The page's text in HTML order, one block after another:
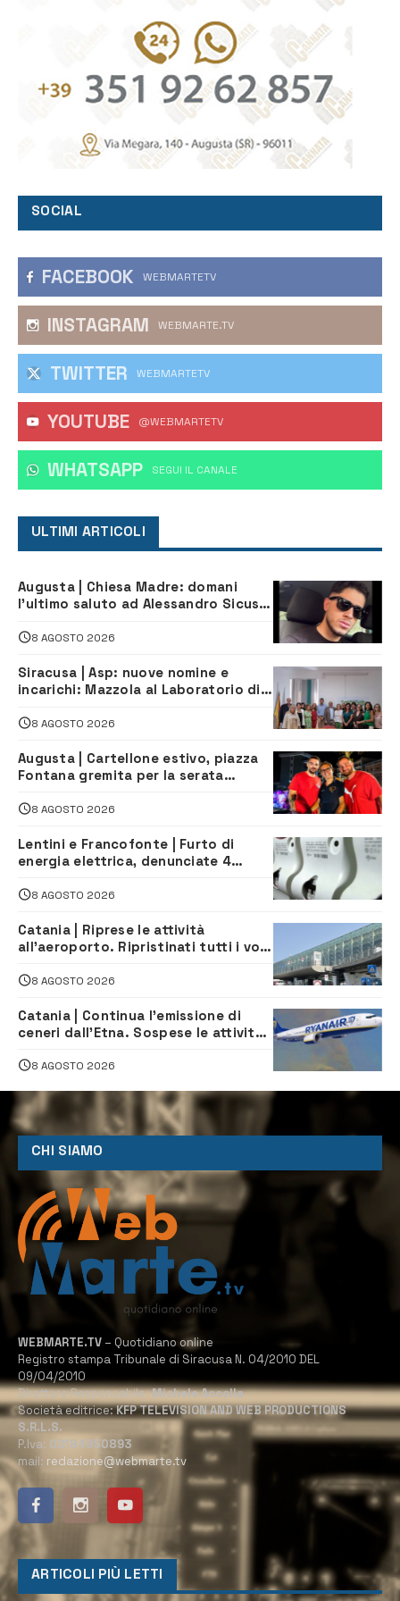
SOCIAL
FACEBOOK WEBMARTETV
INSTAGRAM WEBMARTE.TV
TWITTER WEBMARTETV
YOUTUBE @WEBMARTETV
WHATSAPP ‎SEGUI IL CANALE
ULTIMI ARTICOLI
Augusta | Chiesa Madre: domani
l’ultimo saluto ad Alessandro Sicuso,
8 AGOSTO 2026
Siracusa | Asp: nuove nomine e
incarichi: Mazzola al Laboratorio di
Servizio Legale
8 AGOSTO 2026
Augusta | Cartellone estivo, piazza
Fontana gremita per la serata
8 AGOSTO 2026
Lentini e Francofonte | Furto di
energia elettrica, denunciate 4
8 AGOSTO 2026
Catania | Riprese le attività
all’aeroporto. Ripristinati tutti i voli
8 AGOSTO 2026
Catania | Continua l’emissione di
ceneri dall’Etna. Sospese le attività
8 AGOSTO 2026
CHI SIAMO
WEBMARTE.TV – Quotidiano online
Registro stampa Tribunale di Siracusa N. 04/2010 DEL
09/04/2010
Direttore Responsabile:Michele Accolla
Società editrice:KFP TELEVISION AND WEB PRODUCTIONS
S.R.L.S.
P.Iva: 02184950893
mail: redazione@webmarte.tv
ARTICOLI PIÙ LETTI